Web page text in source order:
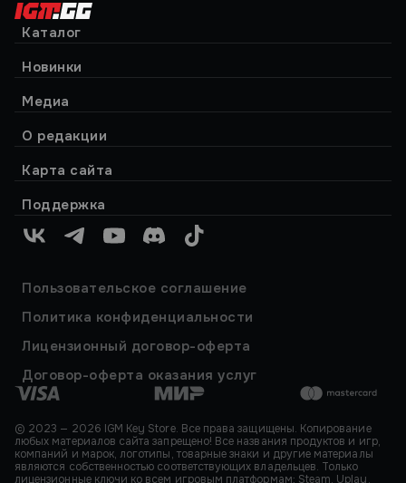
Каталог
Новинки
Медиа
О редакции
Карта сайта
Поддержка
VK TelegramYouTubeDiscordTikTok
Пользовательское соглашение
Политика конфиденциальности
Лицензионный договор-оферта
Договор-оферта оказания услуг
© 2023 — 2026 IGM Key Store. Все права защищены. Копирование
любых материалов сайта запрещено! Все названия продуктов и игр,
компаний и марок, логотипы, товарные знаки и другие материалы
являются собственностью соответствующих владельцев. Только
лицензионные ключи ко всем игровым платформам: Steam, Uplay,